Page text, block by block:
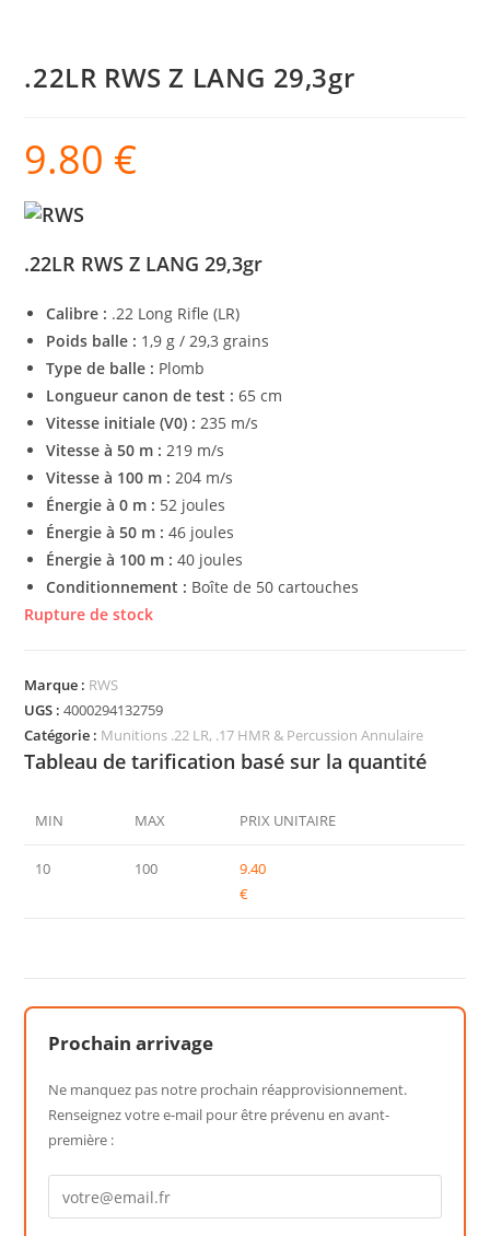
.22LR RWS Z LANG 29,3gr
9.80 €
.22LR RWS Z LANG 29,3gr
Calibre : .22 Long Rifle (LR)
Poids balle : 1,9 g / 29,3 grains
Type de balle : Plomb
Longueur canon de test : 65 cm
Vitesse initiale (V0) : 235 m/s
Vitesse à 50 m : 219 m/s
Vitesse à 100 m : 204 m/s
Énergie à 0 m : 52 joules
Énergie à 50 m : 46 joules
Énergie à 100 m : 40 joules
Conditionnement : Boîte de 50 cartouches
Rupture de stock
Marque : RWS
UGS :4000294132759
Catégorie : Munitions .22 LR, .17 HMR & Percussion Annulaire
Tableau de tarification basé sur la quantité
MIN MAX PRIX UNITAIRE
10 100
9.40
€
Prochain arrivage
Ne manquez pas notre prochain réapprovisionnement.
Renseignez votre e-mail pour être prévenu en avant-
première :